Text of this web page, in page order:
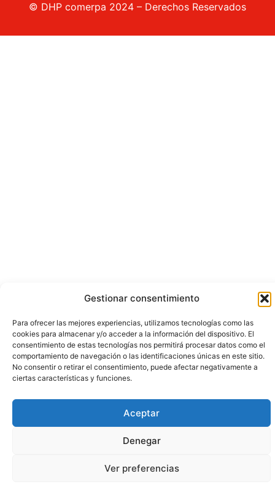
Gestionar consentimiento
Para ofrecer las mejores experiencias, utilizamos tecnologías como las
cookies para almacenar y/o acceder a la información del dispositivo. El
consentimiento de estas tecnologías nos permitirá procesar datos como el
comportamiento de navegación o las identificaciones únicas en este sitio.
No consentir o retirar el consentimiento, puede afectar negativamente a
ciertas características y funciones.
Aceptar
Denegar
Ver preferencias
© DHP comerpa 2024 – Derechos Reservados